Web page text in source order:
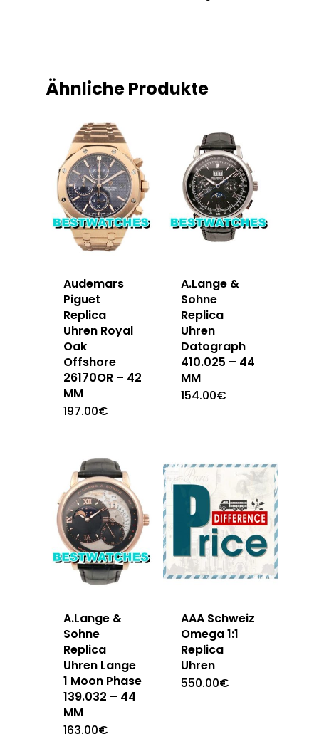
Ähnliche Produkte
Audemars
Piguet
Replica
Uhren Royal
Oak
Offshore
26170OR – 42
MM
197.00€
A.Lange &
Sohne
Replica
Uhren
Datograph
410.025 – 44
MM
154.00€
A.Lange &
Sohne
Replica
Uhren Lange
1 Moon Phase
139.032 – 44
MM
163.00€
AAA Schweiz
Omega 1:1
Replica
Uhren
550.00€